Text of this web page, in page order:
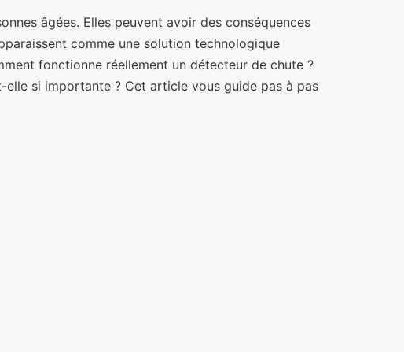
âgées. Elles peuvent avoir des conséquences
comme une solution technologique
fonctionne réellement un détecteur de chute ?
si importante ? Cet article vous guide pas à pas